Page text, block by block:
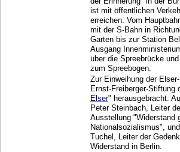
ist mit öffentlichen
erreichen. Vom
mit der S-Bahn in
Garten bis zur Station
Ausgang
über die Spreebrücke
zum Spreebogen.
Zur Einweihung der
Ernst-Freiberger-Stiftung
Elser" herausgebracht.
Peter Steinbach, Leiter
Ausstellung "Widerstand
Nationalsozialismus",
Tuchel, Leiter der
Widerstand in Berlin.